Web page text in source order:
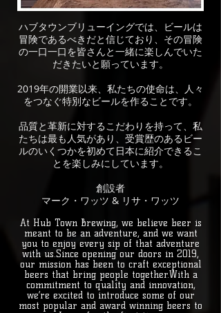
ハブタウンブリューイングでは、ビールは
冒険であるべきだと信じており、その冒険
の一口一口を皆さんと一緒に楽しんでいた
だきたいと願っています。
2019年の開業以来、私たちの使命は、人々
をつなぐ特別なビールを作ることです。
品質と革新に対するこだわりを持って、私
たちは最も人気があり、受賞歴のあるビー
ルのいくつかを初めて日本に紹介できるこ
とを楽しみにしています。
創設者
マーク・ワッツ & リサ・ワッツ
At Hub Town Brewing, we believe beer is
meant to be an adventure, and we want
you to enjoy every sip of that adventure
with us.Since opening our doors in 2019,
our mission has been to craft exceptional
beers that bring people together.With a
commitment to quality and innovation,
we’re excited to introduce some of our
most popular and award winning beers to